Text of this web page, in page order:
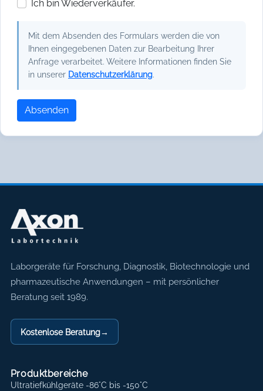
Ich bin Wiederverkäufer.
Mit dem Absenden des Formulars werden die von
Ihnen eingegebenen Daten zur Bearbeitung Ihrer
Anfrage verarbeitet. Weitere Informationen finden Sie
in unserer Datenschutzerklärung.
Absenden
Axon Labortechnik
Laborgeräte für Forschung, Diagnostik, Biotechnologie und
pharmazeutische Anwendungen – mit persönlicher
Beratung seit 1989.
Kostenlose Beratung→
Produktbereiche
Ultratiefkühlgeräte -86°C bis -150°C